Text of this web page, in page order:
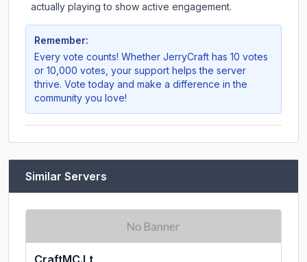
actually playing to show active engagement.
Remember:
Every vote counts! Whether JerryCraft has 10 votes
or 10,000 votes, your support helps the server
thrive. Vote today and make a difference in the
community you love!
Similar Servers